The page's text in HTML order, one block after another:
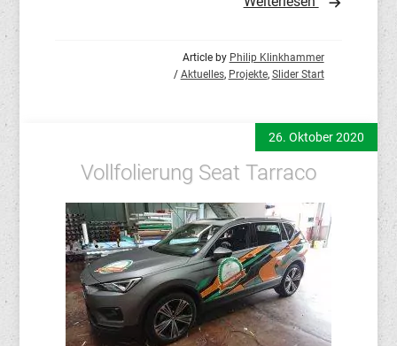
Article by Philip Klinkhammer
/ Aktuelles, Projekte, Slider Start
26. Oktober 2020
Vollfolierung Seat Tarraco